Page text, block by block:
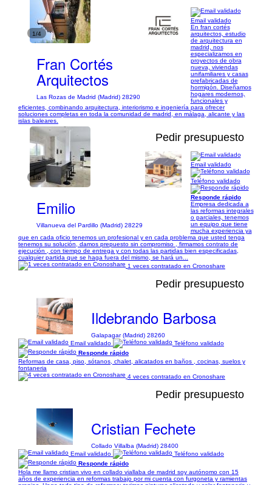
1/4
Fran Cortés
Arquitectos
Las Rozas de Madrid (Madrid) 28290
Email validado
En fran cortés
arquitectos, estudio
de arquitectura en
madrid, nos
especializamos en
proyectos de obra
nueva, viviendas
unifamiliares y casas
prefabricadas de
hormigón. Diseñamos
hogares modernos,
funcionales y
eficientes, combinando arquitectura, interiorismo e ingeniería para ofrecer
soluciones completas en toda la comunidad de madrid, en málaga, alicante y las
islas baleares.
1/6
Pedir presupuesto
Emilio
Villanueva del Pardillo (Madrid) 28229
Email validado
Teléfono validado
Responde rápido
Empresa dedicada a
las reformas integrales
o parciales, tenemos
un equipo que tiene
mucha experiencia ya
que en cada oficio tenemos un profesional y en cada problema que usted tenga
tenemos su solución, damos prepuesto sin compromiso , firmamos contrato de
ejecución , con tiempo de entrega y con todas las partidas bien especificadas,
cualquier partida que se haga fuera del mismo, se hará un...
1 veces contratado en Cronoshare
Pedir presupuesto
Ildebrando Barbosa
Galapagar (Madrid) 28260
Email validado
Teléfono validado
Responde rápido
Reformas de casa, piso, sótanos, chalet, alicatados en baños , cocinas, suelos y
fontaneria
4 veces contratado en Cronoshare
Pedir presupuesto
Cristian Fechete
Collado Villalba (Madrid) 28400
Email validado
Teléfono validado
Responde rápido
Hola me llamo cristian vivo en collado viallaba de madrid soy autónomo con 15
años de experiencia en reformas trabajo por mi cuenta con furgoneta y ramientas